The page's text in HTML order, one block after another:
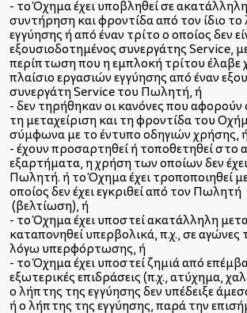
- το Όχημα έχει υποβληθεί σε
συντήρηση και φροντίδα από τον ίδιο
εγγύησης ή από έναν τρίτο ο οποίος δεν
εξουσιοδοτημένος συνεργάτης Service,
περίπτωση που η εμπλοκή τρίτου έλαβε
πλαίσιο εργασιών εγγύησης από έναν
συνεργάτη Service του Πωλητή, ή
- δεν τηρήθηκαν οι κανόνες που αφορούν
τη μεταχείριση και τη φροντίδα του
σύμφωνα με το έντυπο οδηγιών χρήσης,
- έχουν προσαρτηθεί ή τοποθετηθεί στο
εξαρτήματα, η χρήση των οποίων δεν έχει
Πωλητή. ή το Όχημα έχει τροποποιηθεί
οποίος δεν έχει εγκριθεί από τον Πωλητή
(βελτίωση), ή
- το Όχημα έχει υποστεί ακατάλληλη
καταπονηθεί υπερβολικά, π.χ., σε αγώνες
λόγω υπερφόρτωσης, ή
- το Όχημα έχει υποστεί ζημιά από
εξωτερικές επιδράσεις (π.χ., ατύχημα,
ο λήπτης της εγγύησης δεν υπέδειξε
ή ο λήπτης της εγγύησης, παρά την